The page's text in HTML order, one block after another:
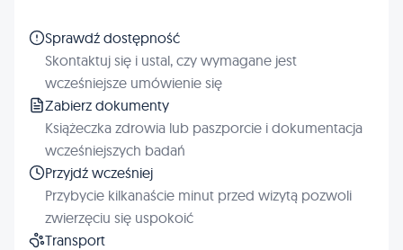
Sprawdź dostępność
Skontaktuj się i ustal, czy wymagane jest
wcześniejsze umówienie się
Zabierz dokumenty
Książeczka zdrowia lub paszporcie i dokumentacja
wcześniejszych badań
Przyjdź wcześniej
Przybycie kilkanaście minut przed wizytą pozwoli
zwierzęciu się uspokoić
Transport